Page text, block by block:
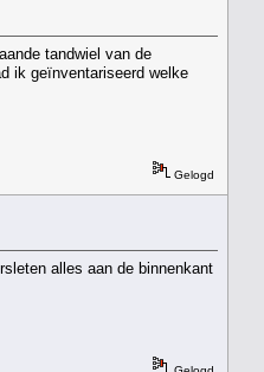
tandwiel van de
ik geïnventariseerd welke
Gelogd
alles aan de binnenkant